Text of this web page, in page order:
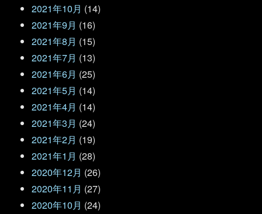
2021年10月 (14)
2021年9月 (16)
2021年8月 (15)
2021年7月 (13)
2021年6月 (25)
2021年5月 (14)
2021年4月 (14)
2021年3月 (24)
2021年2月 (19)
2021年1月 (28)
2020年12月 (26)
2020年11月 (27)
2020年10月 (24)